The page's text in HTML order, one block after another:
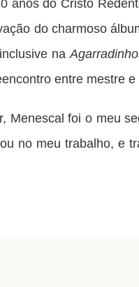
anos do Cristo
do charmoso
na
entre mestre e
Menescal foi o meu
no meu trabalho, e